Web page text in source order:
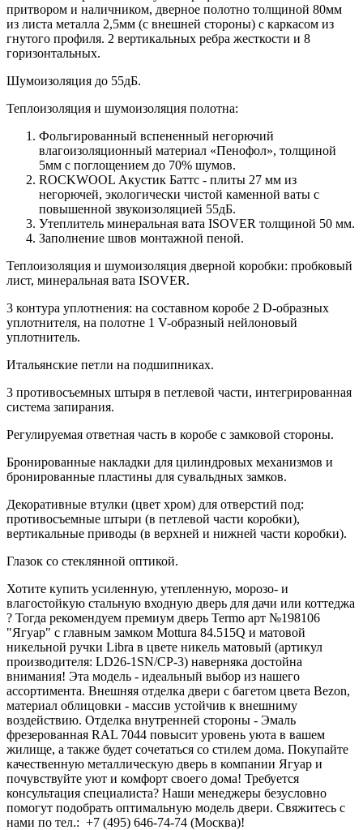
притвором и наличником, дверное полотно толщиной 80мм
из листа металла 2,5мм (с внешней стороны) c каркасом из
гнутого профиля. 2 вертикальных ребра жесткости и 8
горизонтальных.
Шумоизоляция до 55дБ.
Теплоизоляция и шумоизоляция полотна:
Фольгированный вспененный негорючий
влагоизоляционный материал «Пенофол», толщиной
5мм с поглощением до 70% шумов.
ROCKWOOL Акустик Баттс - плиты 27 мм из
негорючей, экологически чистой каменной ваты с
повышенной звукоизоляцией 55дБ.
Утеплитель минеральная вата ISOVER толщиной 50 мм.
Заполнение швов монтажной пеной.
Теплоизоляция и шумоизоляция дверной коробки: пробковый
лист, минеральная вата ISOVER.
3 контура уплотнения: на составном коробе 2 D-образных
уплотнителя, на полотне 1 V-образный нейлоновый
уплотнитель.
Итальянские петли на подшипниках.
3 противосъемных штыря в петлевой части, интегрированная
система запирания.
Регулируемая ответная часть в коробе с замковой стороны.
Бронированные накладки для цилиндровых механизмов и
бронированные пластины для сувальдных замков.
Декоративные втулки (цвет хром) для отверстий под:
противосъемные штыри (в петлевой части коробки),
вертикальные приводы (в верхней и нижней части коробки).
Глазок со стеклянной оптикой.
Хотите купить усиленную, утепленную, морозо- и
влагостойкую стальную входную дверь для дачи или коттеджа
? Тогда рекомендуем премиум дверь Termo арт №198106
"Ягуар" с главным замком Mottura 84.515Q и матовой
никельной ручки Libra в цвете никель матовый (артикул
производителя: LD26-1SN/CP-3) наверняка достойна
внимания! Эта модель - идеальный выбор из нашего
ассортимента. Внешняя отделка двери с багетом цвета Bezon,
материал облицовки - массив устойчив к внешниму
воздействию. Отделка внутренней стороны - Эмаль
фрезерованная RAL 7044 повысит уровень уюта в вашем
жилище, а также будет сочетаться со стилем дома. Покупайте
качественную металлическую дверь в компании Ягуар и
почувствуйте уют и комфорт своего дома! Требуется
консультация специалиста? Наши менеджеры безусловно
помогут подобрать оптимальную модель двери. Свяжитесь с
нами по тел.: +7 (495) 646-74-74 (Москва)!